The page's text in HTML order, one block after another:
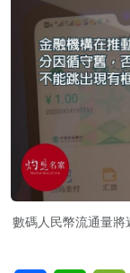
數碼人民幣流通量將